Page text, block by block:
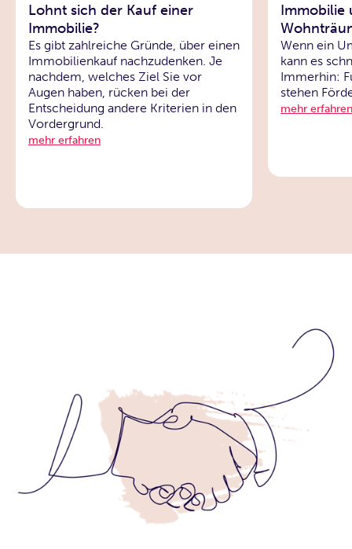
Lohnt sich der Kauf einer
Immobilie?
Es gibt zahlreiche Gründe, über einen
Immobilienkauf nachzudenken. Je
nachdem, welches Ziel Sie vor
Augen haben, rücken bei der
Entscheidung andere Kriterien in den
Vordergrund.
mehr erfahren
Immobilie
Wenn ein
kann es
Immerhin:
stehen
mehr erfahren